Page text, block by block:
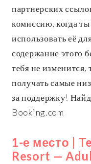
партнерских
комиссию, когда
использовать её
содержание этого
тебя не
получать самые
за поддержку!
Booking.com
1-е место |
Resort —